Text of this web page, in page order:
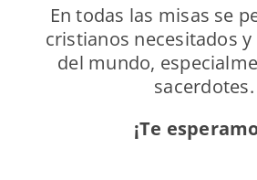
En todas las misas se
cristianos necesitados
del mundo,
sacerdotes.
¡Te